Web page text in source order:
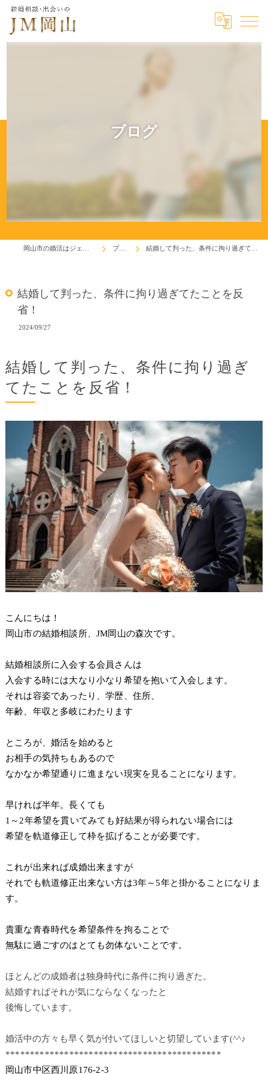
ブログ
ブログ 結婚して判った、条件に拘り過ぎてたことを反省！
結婚して判った、条件に拘り過ぎてたことを反
省！
2024/09/27
結婚して判った、条件に拘り過ぎ
てたことを反省！
こんにちは！
岡山市の結婚相談所、JM岡山の森次です。
結婚相談所に入会する会員さんは
入会する時には大なり小なり希望を抱いて入会します。
それは容姿であったり、学歴、住所、
年齢、年収と多岐にわたります
ところが、婚活を始めると
お相手の気持ちもあるので
なかなか希望通りに進まない現実を見ることになります。
早ければ半年。長くても
1～2年希望を貫いてみても好結果が得られない場合には
希望を軌道修正して枠を拡げることが必要です。
これが出来れば成婚出来ますが
それでも軌道修正出来ない方は3年～5年と掛かることになりま
す。
貴重な青春時代を希望条件を拘ることで
無駄に過ごすのはとても勿体ないことです。
ほとんどの成婚者は独身時代に条件に拘り過ぎた。
結婚すればそれが気にならなくなったと
後悔しています。
婚活中の方々も早く気が付いてほしいと切望しています(^^♪
********************************************
岡山市中区西川原176-2-3